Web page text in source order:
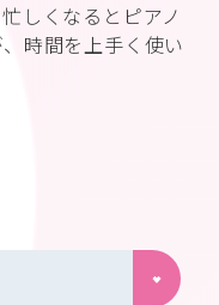
しくなるとピアノ
時間を上手く使い